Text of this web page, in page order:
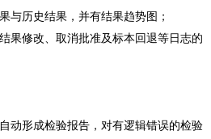
与历史结果，并有结果趋势图；
果修改、取消批准及标本回退等日志的
动形成检验报告，对有逻辑错误的检验